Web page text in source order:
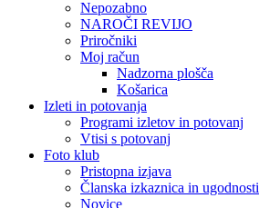
Nepozabno
NAROČI REVIJO
Priročniki
Moj račun
Nadzorna plošča
Košarica
Izleti in potovanja
Programi izletov in potovanj
Vtisi s potovanj
Foto klub
Pristopna izjava
Članska izkaznica in ugodnosti
Novice